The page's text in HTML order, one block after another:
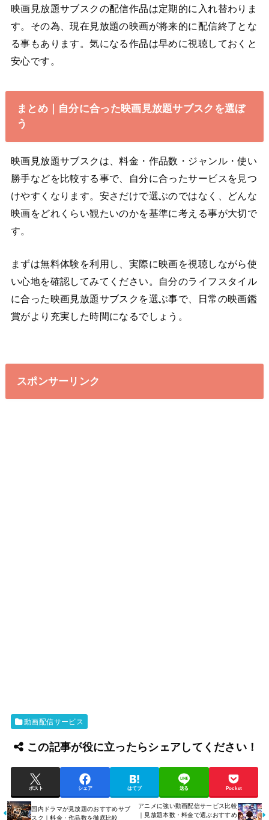
映画見放題サブスクの配信作品は定期的に入れ替わりま
す。その為、現在見放題の映画が将来的に配信終了とな
る事もあります。気になる作品は早めに視聴しておくと
安心です。
まとめ｜自分に合った映画見放題サブスクを選ぼ
う
映画見放題サブスクは、料金・作品数・ジャンル・使い
勝手などを比較する事で、自分に合ったサービスを見つ
けやすくなります。安さだけで選ぶのではなく、どんな
映画をどれくらい観たいのかを基準に考える事が大切で
す。
まずは無料体験を利用し、実際に映画を視聴しながら使
い心地を確認してみてください。自分のライフスタイル
に合った映画見放題サブスクを選ぶ事で、日常の映画鑑
賞がより充実した時間になるでしょう。
スポンサーリンク
動画配信サービス
この記事が役に立ったらシェアしてください！
ポスト シェア はてブ 送る Pocket
国内ドラマが見放題のおすすめサブ
スク｜料金・作品数を徹底比較
アニメに強い動画配信サービス比較
｜見放題本数・料金で選ぶおすすめ